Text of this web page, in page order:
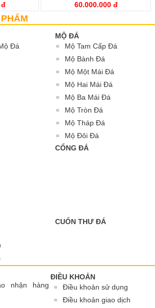
đ
60.000.000 đ
Đá
MỘ ĐÁ
Mộ Tam Cấp Đá
Mộ Bành Đá
Mộ Một Mái Đá
Mộ Hai Mái Đá
Mộ Ba Mái Đá
Mộ Tròn Đá
Mộ Tháp Đá
Mộ Đôi Đá
CỔNG ĐÁ
CUỐN THƯ ĐÁ
nhận hàng
ĐIỀU KHOẢN
Điều khoản sử dụng
Điều khoản giao dịch